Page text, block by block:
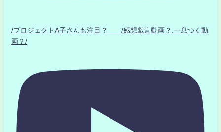
/プロジェクトA子さんも注目？ /感想戯言動画？.一息つく動
画？/